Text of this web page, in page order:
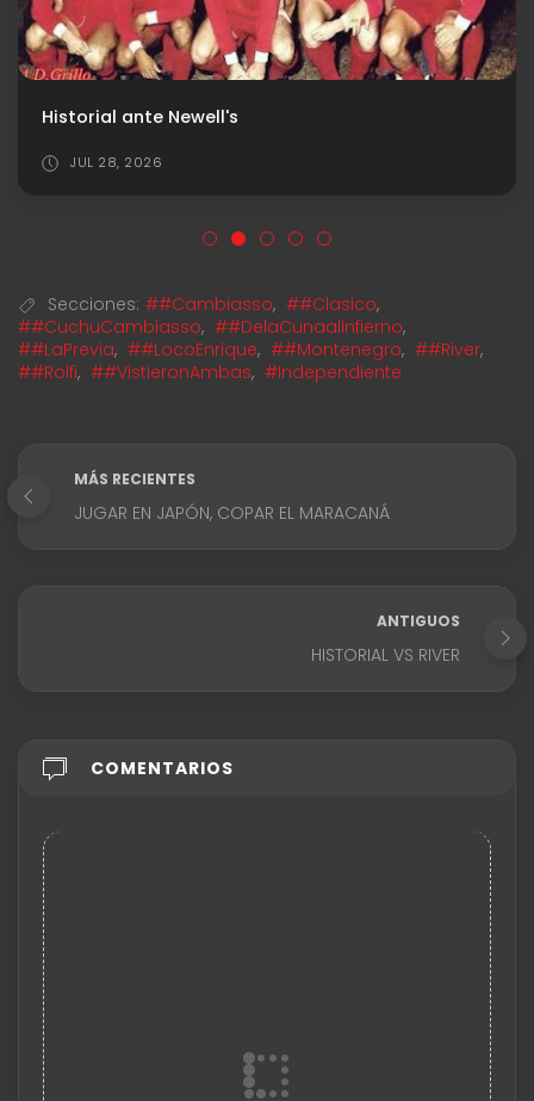
Historial ante Newell's
JUL 28, 2026
Secciones: ##Cambiasso, ##Clasico,
##CuchuCambiasso, ##DelaCunaalInfierno,
##LaPrevia, ##LocoEnrique, ##Montenegro, ##River,
##Rolfi, ##VistieronAmbas, #Independiente
MÁS RECIENTES
JUGAR EN JAPÓN, COPAR EL MARACANÁ
ANTIGUOS
HISTORIAL VS RIVER
COMENTARIOS